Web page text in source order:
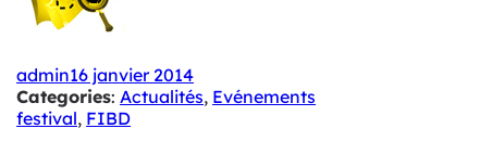
admin16 janvier 2014
Categories:Actualités, Evénements
festival, FIBD